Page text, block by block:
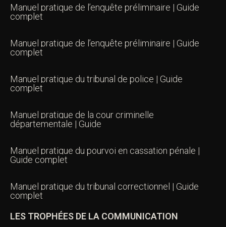
Manuel pratique de l’enquête préliminaire | Guide
complet
Manuel pratique de l’enquête préliminaire | Guide
complet
Manuel pratique du tribunal de police | Guide
complet
Manuel pratique de la cour criminelle
départementale | Guide
Manuel pratique du pourvoi en cassation pénale |
Guide complet
Manuel pratique du tribunal correctionnel | Guide
complet
LES TROPHÉES DE LA COMMUNICATION